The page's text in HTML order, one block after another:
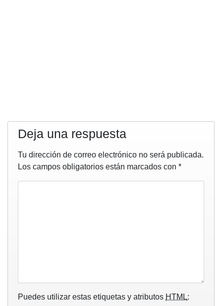
Deja una respuesta
Tu dirección de correo electrónico no será publicada.
Los campos obligatorios están marcados con *
Puedes utilizar estas etiquetas y atributos HTML: